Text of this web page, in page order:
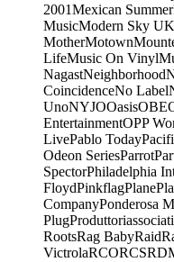
2001Mexican Summer
MusicModern Sky UK
MotherMotown
LifeMusic On Vinyl
NagastNeighborhood
CoincidenceNo Label
UnoNYJOOasisOBE
EntertainmentOPP
LivePablo Today
Odeon SeriesParrot
SpectorPhiladelphia
FloydPinkflagPlane
CompanyPonderosa
PlugProduttoriassociati
RootsRag BabyRaid
VictrolaRCORCS